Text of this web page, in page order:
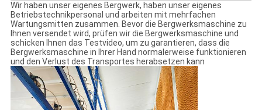
Wir haben unser eigenes Bergwerk, haben unser eigenes
Betriebstechnikpersonal und arbeiten mit mehrfachen
Wartungsmitten zusammen. Bevor die Bergwerksmaschine zu
Ihnen versendet wird, prüfen wir die Bergwerksmaschine und
schicken Ihnen das Testvideo, um zu garantieren, dass die
Bergwerksmaschine in Ihrer Hand normalerweise funktionieren
und den Verlust des Transportes herabsetzen kann